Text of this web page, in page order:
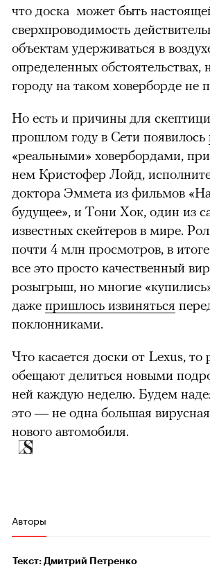
что доска может быть
сверхпроводимость
объектам удерживаться в
определенных обстоятельствах,
городу на таком ховерборде не
Но есть и причины для
прошлом году в Сети появилось
«реальными» ховербордами,
нем Кристофер Лойд,
доктора Эммета из фильмов
будущее», и Тони Хок, один из
известных скейтеров в мире.
почти 4 млн просмотров, в итоге
все это просто качественный
розыгрыш, но многие
даже пришлось извиняться
поклонниками.
Что касается доски от Lexus, то
обещают делиться новыми
ней каждую неделю. Будем
это — не одна большая
нового автомобиля.
Авторы
Текст: Дмитрий Петренко